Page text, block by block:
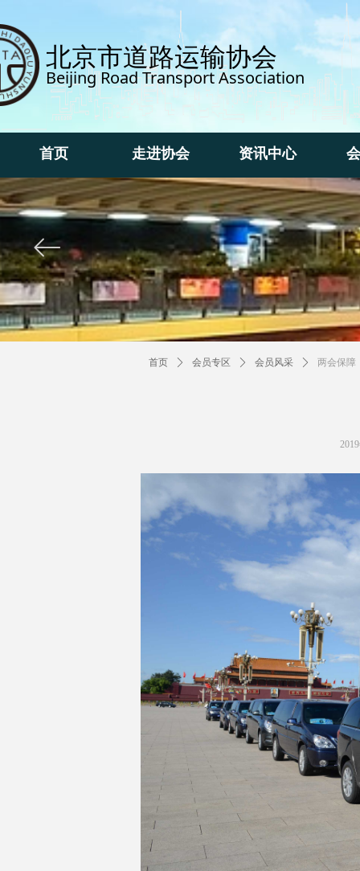
北京市道路运输协会
Beijing Road Transport Association
ꂃ
首页
首页
走进协会
走进协会
资讯中心
资讯中心
首页 ꄲ 会员专区 ꄲ 会员风采 ꄲ 两会保障